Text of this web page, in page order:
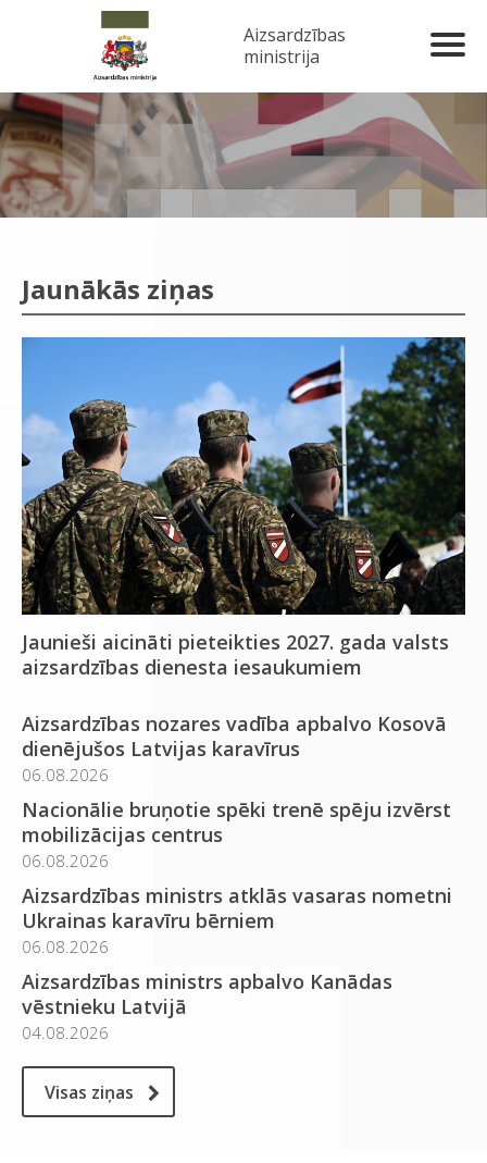
Aizsardzības
ministrija
Jaunākās ziņas
Jaunieši aicināti pieteikties 2027. gada valsts
aizsardzības dienesta iesaukumiem
Aizsardzības nozares vadība apbalvo Kosovā
dienējušos Latvijas karavīrus
06.08.2026
Nacionālie bruņotie spēki trenē spēju izvērst
mobilizācijas centrus
06.08.2026
Aizsardzības ministrs atklās vasaras nometni
Ukrainas karavīru bērniem
06.08.2026
Aizsardzības ministrs apbalvo Kanādas
vēstnieku Latvijā
04.08.2026
Visas ziņas